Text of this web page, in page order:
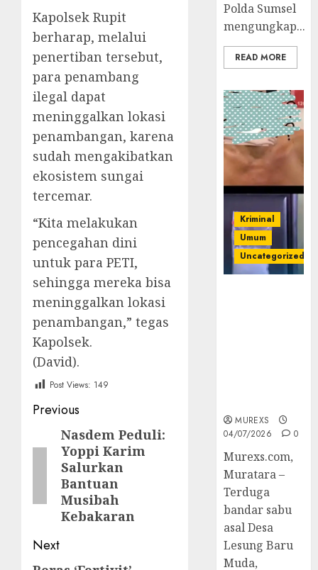
Kapolsek Rupit
berharap, melalui
penertiban tersebut,
para penambang
ilegal dapat
meninggalkan lokasi
penambangan, karena
sudah mengakibatkan
ekosistem sungai
tercemar.
“Kita melakukan
pencegahan dini
untuk para PETI,
sehingga mereka bisa
meninggalkan lokasi
penambangan,” tegas
Kapolsek.
(David).
Post Views: 149
Post
navigation
Previous
PreviousNasdem Peduli:
Yoppi Karim
Salurkan
Bantuan
Musibah
Kebakaran
Next
Polda Sumsel
mengungkap...
READ MORE
Kriminal
Umum
Uncategorized
MUREXS
04/07/2026
0
Murexs.com,
Muratara –
Terduga
bandar sabu
asal Desa
Lesung Baru
Muda,